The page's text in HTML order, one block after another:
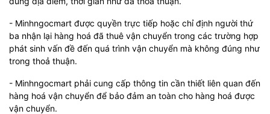
- Minhngocmart được quyền trực tiếp hoặc chỉ định người thứ
ba nhận lại hàng hoá đã thuê vận chuyển trong các trường hợp
phát sinh vấn đề đến quá trình vận chuyển mà không đúng như
trong thoả thuận.
- Minhngocmart phải cung cấp thông tin cần thiết liên quan đến
hàng hoá vận chuyển để bảo đảm an toàn cho hàng hoá được
vận chuyển.